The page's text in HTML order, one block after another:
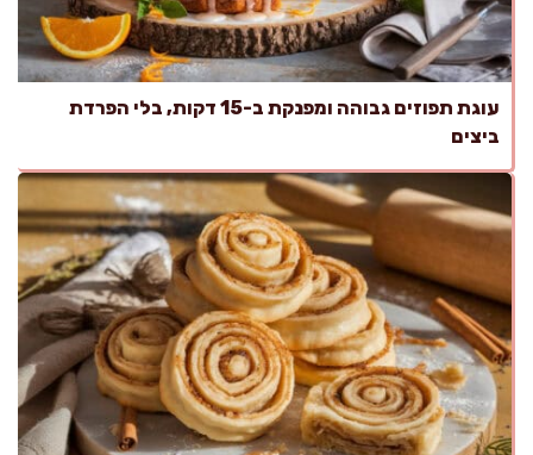
עוגת תפוזים גבוהה ומפנקת ב-15 דקות, בלי הפרדת
ביצים